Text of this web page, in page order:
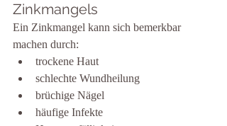
Zinkmangels
Ein Zinkmangel kann sich bemerkbar
machen durch:
trockene Haut
schlechte Wundheilung
brüchige Nägel
häufige Infekte